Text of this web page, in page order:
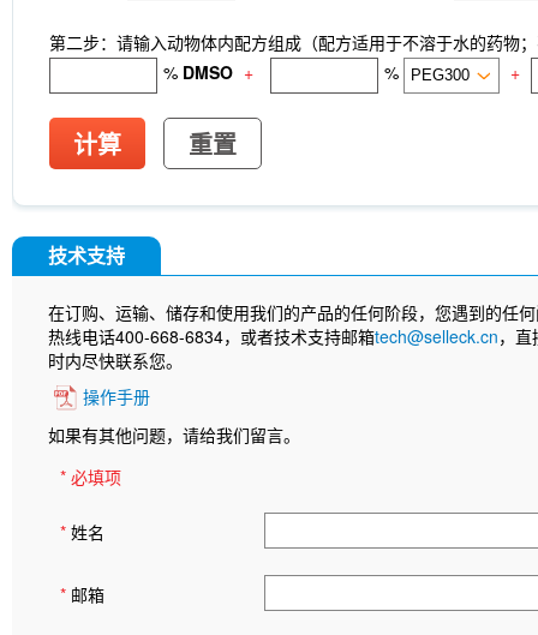
第二步：请输入动物体内配方组成（配方适用于不溶于水的药物
% DMSO + % +
计算 重置
技术支持
在订购、运输、储存和使用我们的产品的任何阶段，您遇到的任
热线电话400-668-6834，或者技术支持邮箱tech@selleck.cn，
时内尽快联系您。
操作手册
如果有其他问题，请给我们留言。
* 必填项
* 姓名
* 邮箱